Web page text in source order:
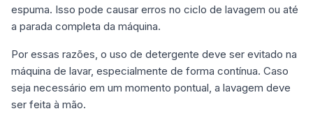
espuma. Isso pode causar erros no ciclo de lavagem ou até
a parada completa da máquina.
Por essas razões, o uso de detergente deve ser evitado na
máquina de lavar, especialmente de forma contínua. Caso
seja necessário em um momento pontual, a lavagem deve
ser feita à mão.